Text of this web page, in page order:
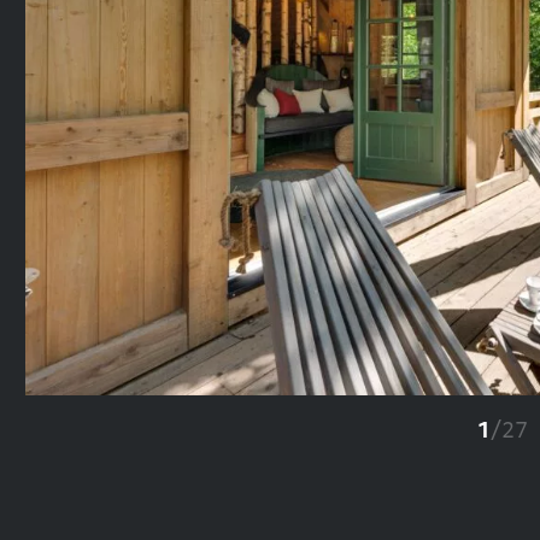
Previous
1 /27